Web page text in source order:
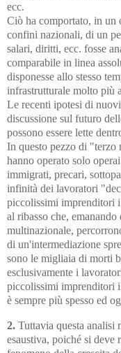
ecc.
Ciò ha comportato, in un
confini nazionali, di un
salari, diritti, ecc. fosse
comparabile in linea
disponesse allo stesso
infrastrutturale molto più
Le recenti ipotesi di
discussione sul futuro
possono essere lette
In questo pezzo di
hanno operato solo
immigrati, precari,
infinità dei lavoratori
piccolissimi imprenditori i
al ribasso che,
multinazionale,
di un'intermediazione
sono le migliaia di morti
esclusivamente i
piccolissimi imprenditori
è sempre più spesso ed
2. Tuttavia questa analisi
esaustiva, poiché si